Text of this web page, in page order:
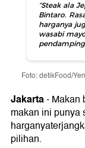
“Steak ala
Bintaro.
harganya
wasabi
Foto: detikFood/
Jakarta-Makan
makan ini punya
pilihan.